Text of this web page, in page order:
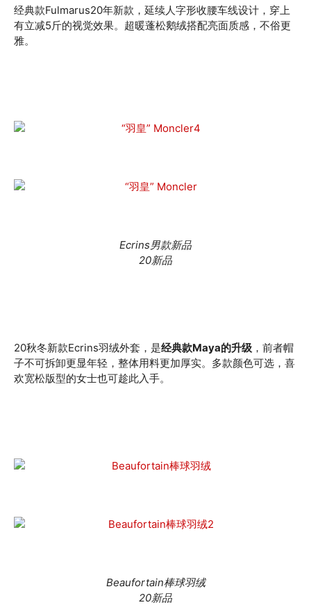
经典款Fulmarus20年新款，延续人字形收腰车线设计，穿上
有立减5斤的视觉效果。超暖蓬松鹅绒搭配亮面质感，不俗更
雅。
Ecrins男款新品
20新品
20秋冬新款Ecrins羽绒外套，是经典款Maya的升级 ，前者帽
子不可拆卸更显年轻，整体用料更加厚实。多款颜色可选，喜
欢宽松版型的女士也可趁此入手。
Beaufortain棒球羽绒
20新品